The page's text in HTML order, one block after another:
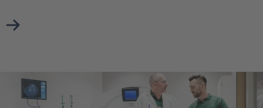
Mehr über Maschinenversicherung erfahren